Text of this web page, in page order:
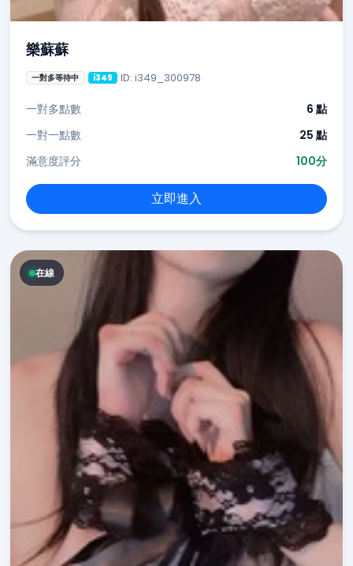
樂蘇蘇
一對多等待中 i349 ID: i349_300978
一對多點數
6 點
一對一點數
25 點
滿意度評分
100分
立即進入
在線